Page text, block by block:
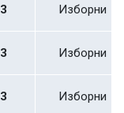
3 Изборни
3 Изборни
3 Изборни